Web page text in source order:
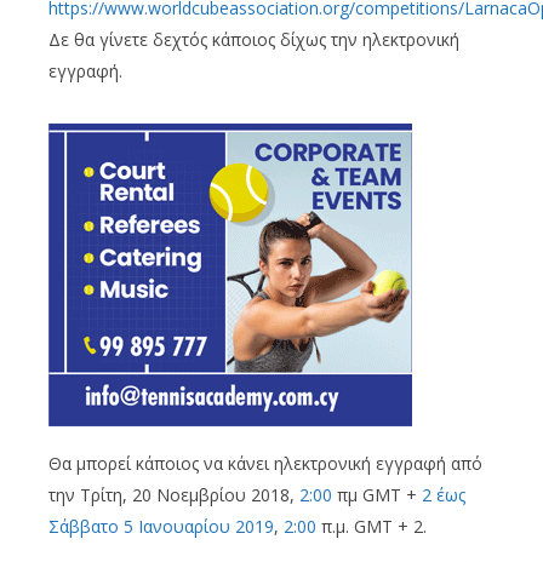
https://www.worldcubeassociation.org/competitions/
Δε θα γίνετε δεχτός κάποιος δίχως την ηλεκτρονική
εγγραφή.
Θα μπορεί κάποιος να κάνει ηλεκτρονική εγγραφή από
την Τρίτη, 20 Νοεμβρίου 2018, 2:00 πμ GMT + 2 έως
Σάββατο 5 Ιανουαρίου 2019, 2:00 π.μ. GMT + 2.